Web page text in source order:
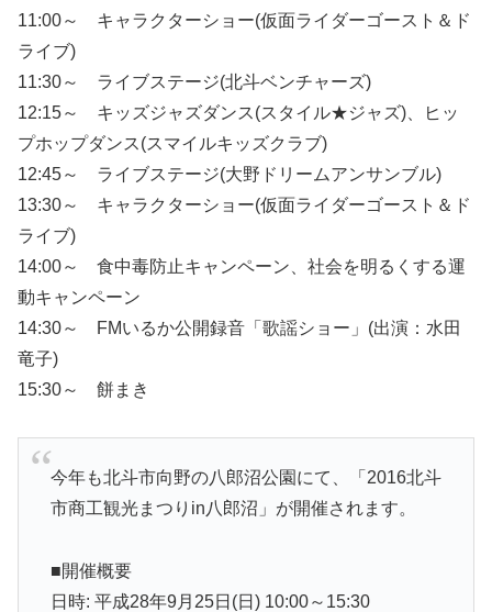
11:00～ キャラクターショー(仮面ライダーゴースト＆ド
ライブ)
11:30～ ライブステージ(北斗ベンチャーズ)
12:15～ キッズジャズダンス(スタイル★ジャズ)、ヒッ
プホップダンス(スマイルキッズクラブ)
12:45～ ライブステージ(大野ドリームアンサンブル)
13:30～ キャラクターショー(仮面ライダーゴースト＆ド
ライブ)
14:00～ 食中毒防止キャンペーン、社会を明るくする運
動キャンペーン
14:30～ FMいるか公開録音「歌謡ショー」(出演：水田
竜子)
15:30～ 餅まき
今年も北斗市向野の八郎沼公園にて、「2016北斗
市商工観光まつりin八郎沼」が開催されます。
■開催概要
日時: 平成28年9月25日(日) 10:00～15:30